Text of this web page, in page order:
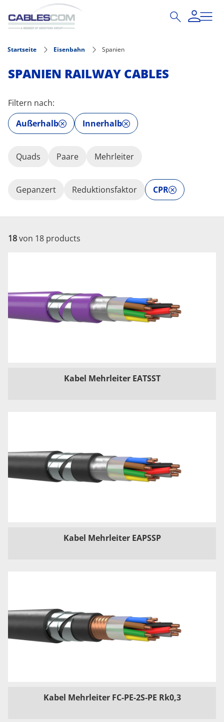
Direkt zum Inhalt
Startseite Eisenbahn Spanien
SPANIEN RAILWAY CABLES
Filtern nach:
Außerhalb
Innerhalb
Quads Paare Mehrleiter
Gepanzert Reduktionsfaktor CPR
18von 18 products
Kabel Mehrleiter EATSST
Kabel Mehrleiter EAPSSP
Kabel Mehrleiter FC-PE-2S-PE Rk0,3